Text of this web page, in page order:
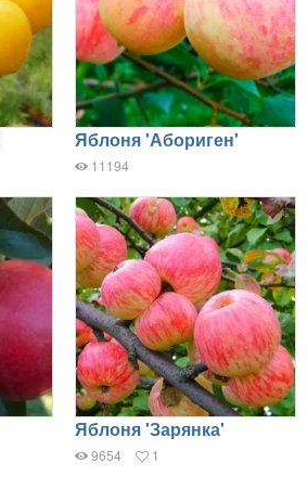
Яблоня 'Абориген'
11194
Яблоня 'Зарянка'
9654 1